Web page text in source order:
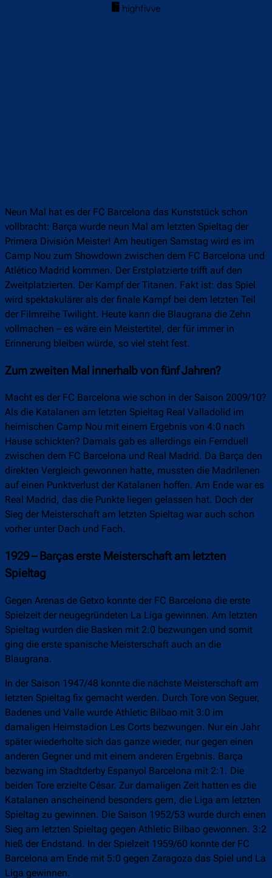
Neun Mal hat es der FC Barcelona das Kunststück schon
vollbracht: Barça wurde neun Mal am letzten Spieltag der
Primera División Meister! Am heutigen Samstag wird es im
Camp Nou zum Showdown zwischen dem FC Barcelona und
Atlético Madrid kommen. Der Erstplatzierte trifft auf den
Zweitplatzierten. Der Kampf der Titanen. Fakt ist: das Spiel
wird spektakulärer als der finale Kampf bei dem letzten Teil
der Filmreihe Twilight. Heute kann die Blaugrana die Zehn
vollmachen – es wäre ein Meistertitel, der für immer in
Erinnerung bleiben würde, so viel steht fest.
Zum zweiten Mal innerhalb von fünf Jahren?
Macht es der FC Barcelona wie schon in der Saison 2009/10?
Als die Katalanen am letzten Spieltag Real Valladolid im
heimischen Camp Nou mit einem Ergebnis von 4:0 nach
Hause schickten? Damals gab es allerdings ein Fernduell
zwischen dem FC Barcelona und Real Madrid. Da Barça den
direkten Vergleich gewonnen hatte, mussten die Madrilenen
auf einen Punktverlust der Katalanen hoffen. Am Ende war es
Real Madrid, das die Punkte liegen gelassen hat. Doch der
Sieg der Meisterschaft am letzten Spieltag war auch schon
vorher unter Dach und Fach.
1929 – Barças erste Meisterschaft am letzten
Spieltag
Gegen Arenas de Getxo konnte der FC Barcelona die erste
Spielzeit der neugegründeten La Liga gewinnen. Am letzten
Spieltag wurden die Basken mit 2:0 bezwungen und somit
ging die erste spanische Meisterschaft auch an die
Blaugrana.
In der Saison 1947/48 konnte die nächste Meisterschaft am
letzten Spieltag fix gemacht werden. Durch Tore von Seguer,
Badenes und Valle wurde Athletic Bilbao mit 3:0 im
damaligen Heimstadion Les Corts bezwungen. Nur ein Jahr
später wiederholte sich das ganze wieder, nur gegen einen
anderen Gegner und mit einem anderen Ergebnis. Barça
bezwang im Stadtderby Espanyol Barcelona mit 2:1. Die
beiden Tore erzielte César. Zur damaligen Zeit hatten es die
Katalanen anscheinend besonders gern, die Liga am letzten
Spieltag zu gewinnen. Die Saison 1952/53 wurde durch einen
Sieg am letzten Spieltag gegen Athletic Bilbao gewonnen. 3:2
hieß der Endstand. In der Spielzeit 1959/60 konnte der FC
Barcelona am Ende mit 5:0 gegen Zaragoza das Spiel und La
Liga gewinnen.